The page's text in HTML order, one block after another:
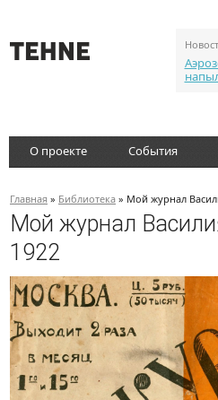
О проекте События
Главная » Библиотека » Мой журнал
Мой журнал
1922